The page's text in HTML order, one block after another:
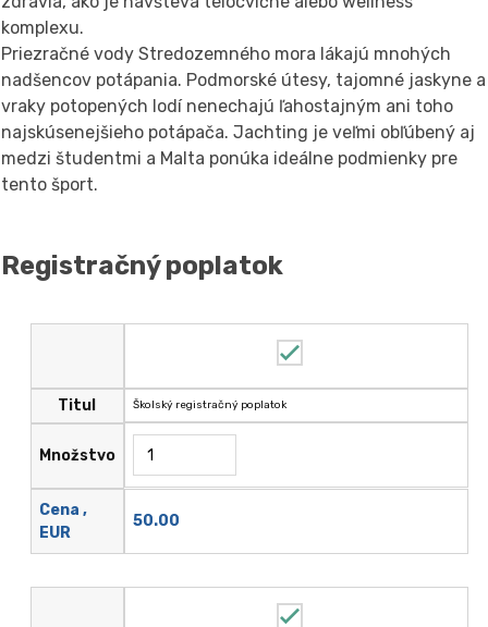
komplexu.
Priezračné vody Stredozemného mora lákajú mnohých
nadšencov potápania. Podmorské útesy, tajomné jaskyne a
vraky potopených lodí nenechajú ľahostajným ani toho
najskúsenejšieho potápača. Jachting je veľmi obľúbený aj
medzi študentmi a Malta ponúka ideálne podmienky pre
tento šport.
Registračný poplatok
Titul
Množstvo
Cena ,
EUR
Školský registračný poplatok
50.00